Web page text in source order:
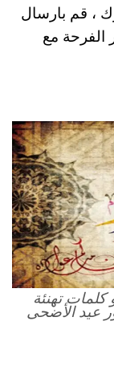
، قم بارسال
الفرحة مع
تهنئة
عيد الأضحى